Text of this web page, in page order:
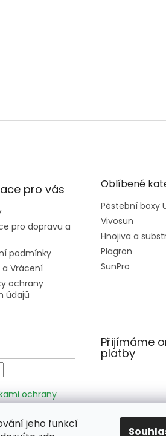
jeho funkcí
pro vás
pro dopravu a
podmínky
Vrácení
ochrany
údajů
Oblíbené
Pěstební boxy
Vivosun
Hnojiva a
Plagron
SunPro
ochrany
Přijímáme
platby